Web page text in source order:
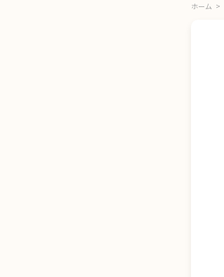
ホーム